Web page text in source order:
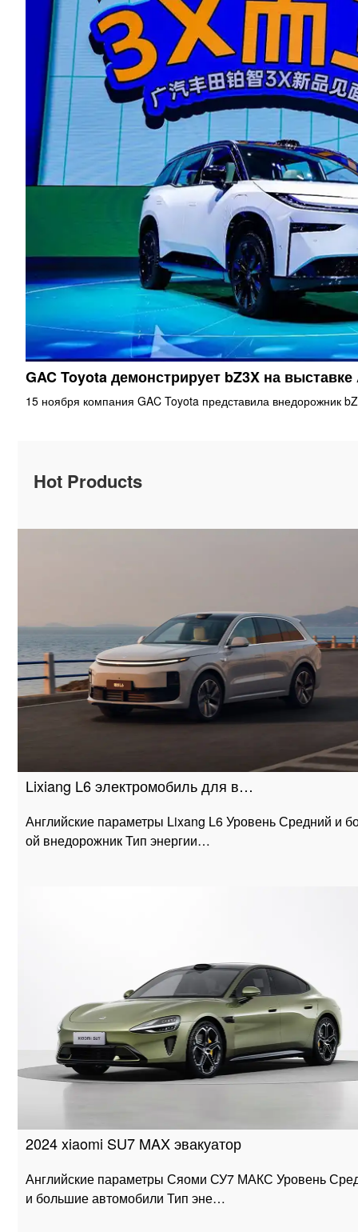
GAC Toyota демонстрирует bZ3X на
15 ноября компания GAC Toyota представила внедорожник
Hot Products
Lixiang L6 электромобиль для в…
Английские параметры Lixang L6 Уровень Средний и
ой внедорожник Тип энергии…
2024 xiaomi SU7 MAX эвакуатор
Английские параметры Сяоми СУ7 МАКС Уровень
и большие автомобили Тип эне…